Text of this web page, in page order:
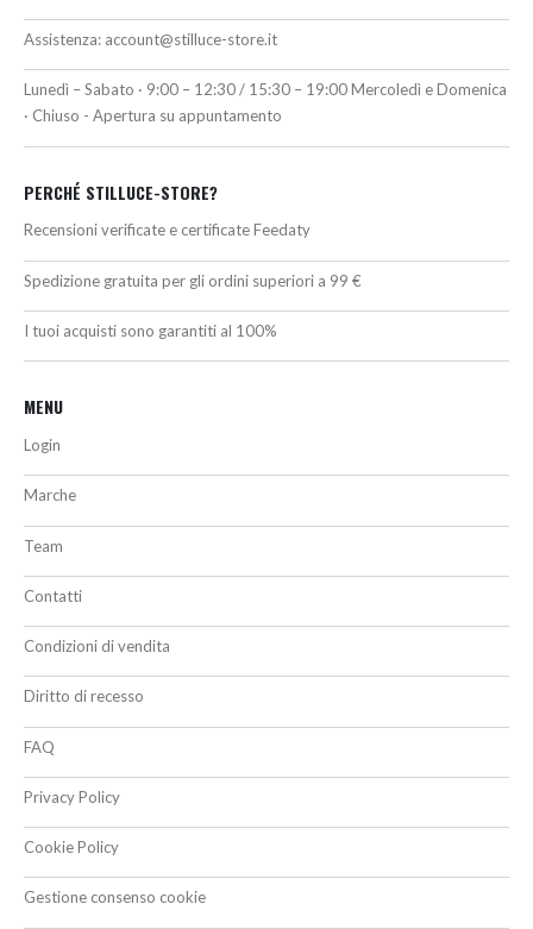
Assistenza: account@stilluce-store.it
Lunedì – Sabato · 9:00 – 12:30 / 15:30 – 19:00 Mercoledì e Domenica
· Chiuso - Apertura su appuntamento
PERCHÉ STILLUCE-STORE?
Recensioni verificate e certificate Feedaty
Spedizione gratuita per gli ordini superiori a 99 €
I tuoi acquisti sono garantiti al 100%
MENU
Login
Marche
Team
Contatti
Condizioni di vendita
Diritto di recesso
FAQ
Privacy Policy
Cookie Policy
Gestione consenso cookie